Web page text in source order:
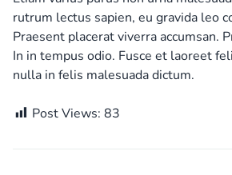
rutrum lectus sapien, eu gravida leo
Praesent placerat viverra accumsan.
In in tempus odio. Fusce et laoreet
nulla in felis malesuada dictum.
Post Views: 83